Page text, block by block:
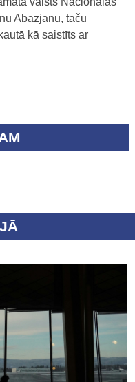
Abazjanu, taču
kā saistīts ar